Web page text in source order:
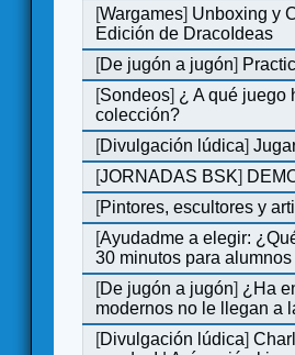
[Wargames] Unboxing y
Edición de DracoIdeas
[De jugón a jugón]
[Sondeos] ¿ A qué juego
colección?
[Divulgación lúdica]
[JORNADAS BSK]
[Pintores, escultores y
[Ayudadme a elegir:
30 minutos para
[De jugón a jugón] ¿Ha
modernos no le llegan a
[Divulgación lúdica]